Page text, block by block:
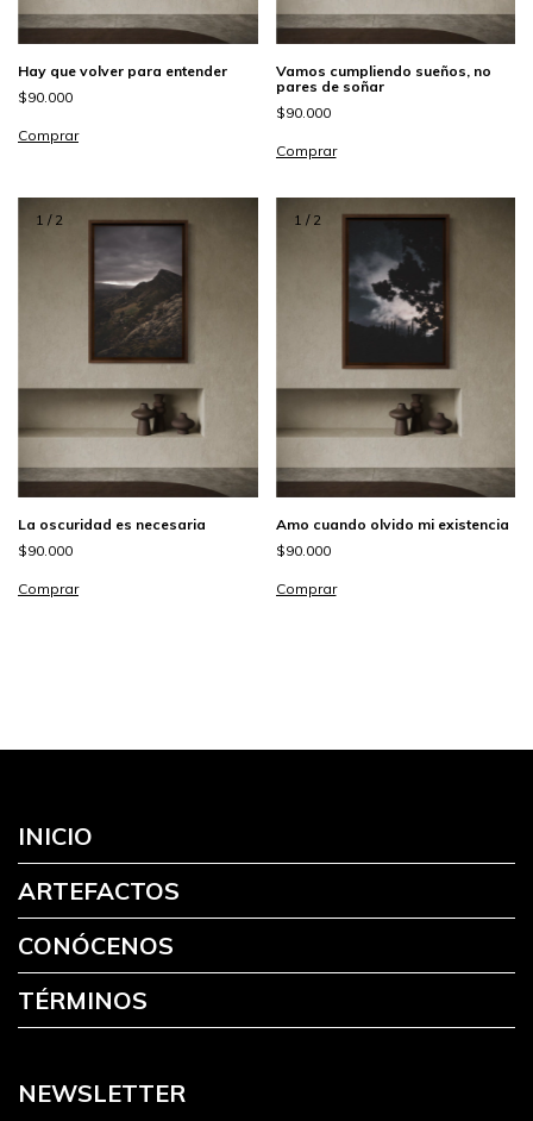
Hay que volver para entender
$90.000
Comprar
Vamos cumpliendo sueños, no
pares de soñar
$90.000
Comprar
1 / 2
La oscuridad es necesaria
$90.000
Comprar
1 / 2
Amo cuando olvido mi existencia
$90.000
Comprar
INICIO
ARTEFACTOS
CONÓCENOS
TÉRMINOS
NEWSLETTER